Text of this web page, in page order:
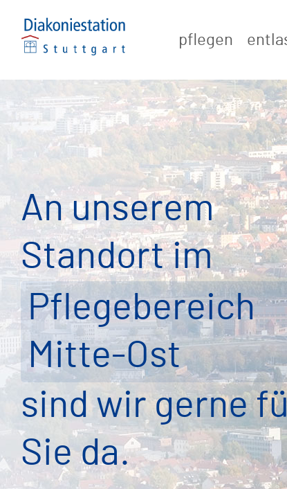
Zum
Inhalt
pflegen
An unserem
Standort im
Pflegebereich
Mitte-Ost
sind wir gerne
Sie da.